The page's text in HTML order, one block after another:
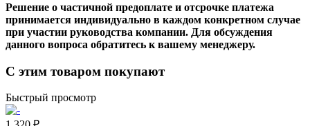
Решение о частичной предоплате и отсрочке платежа
принимается индивидуально в каждом конкретном случае
при участии руководства компании. Для обсуждения
данного вопроса обратитесь к вашему менеджеру.
С этим товаром покупают
Быстрый просмотр